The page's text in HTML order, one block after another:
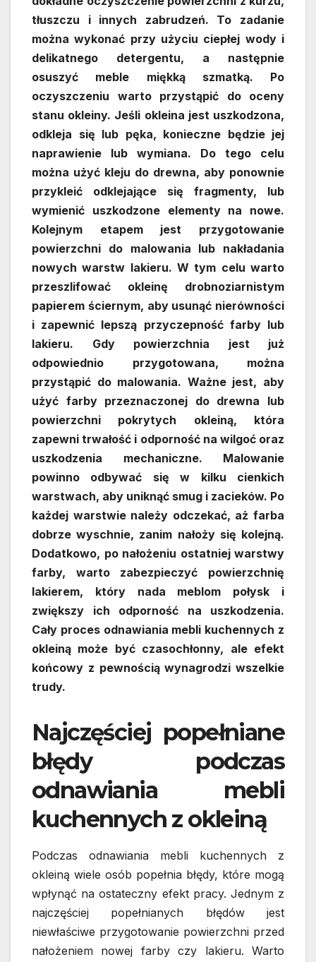
tłuszczu i innych zabrudzeń. To zadanie
można wykonać przy użyciu ciepłej wody i
delikatnego detergentu, a następnie
osuszyć meble miękką szmatką. Po
oczyszczeniu warto przystąpić do oceny
stanu okleiny. Jeśli okleina jest uszkodzona,
odkleja się lub pęka, konieczne będzie jej
naprawienie lub wymiana. Do tego celu
można użyć kleju do drewna, aby ponownie
przykleić odklejające się fragmenty, lub
wymienić uszkodzone elementy na nowe.
Kolejnym etapem jest przygotowanie
powierzchni do malowania lub nakładania
nowych warstw lakieru. W tym celu warto
przeszlifować okleinę drobnoziarnistym
papierem ściernym, aby usunąć nierówności
i zapewnić lepszą przyczepność farby lub
lakieru. Gdy powierzchnia jest już
odpowiednio przygotowana, można
przystąpić do malowania. Ważne jest, aby
użyć farby przeznaczonej do drewna lub
powierzchni pokrytych okleiną, która
zapewni trwałość i odporność na wilgoć oraz
uszkodzenia mechaniczne. Malowanie
powinno odbywać się w kilku cienkich
warstwach, aby uniknąć smug i zacieków. Po
każdej warstwie należy odczekać, aż farba
dobrze wyschnie, zanim nałoży się kolejną.
Dodatkowo, po nałożeniu ostatniej warstwy
farby, warto zabezpieczyć powierzchnię
lakierem, który nada meblom połysk i
zwiększy ich odporność na uszkodzenia.
Cały proces odnawiania mebli kuchennych z
okleiną może być czasochłonny, ale efekt
końcowy z pewnością wynagrodzi wszelkie
trudy.
Najczęściej popełniane
błędy podczas
odnawiania mebli
kuchennych z okleiną
Podczas odnawiania mebli kuchennych z
okleiną wiele osób popełnia błędy, które mogą
wpłynąć na ostateczny efekt pracy. Jednym z
najczęściej popełnianych błędów jest
niewłaściwe przygotowanie powierzchni przed
nałożeniem nowej farby czy lakieru. Warto